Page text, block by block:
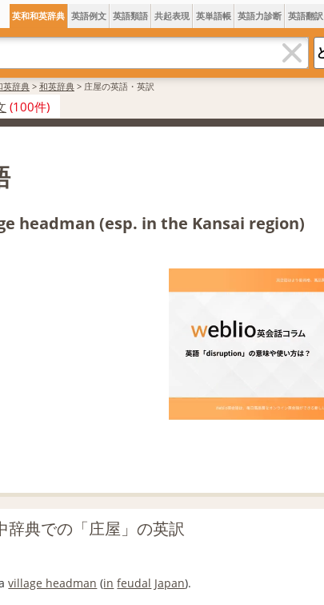
英和和英辞典 英語例文 英語類語 共起表現 英単語帳 英語力診断 英語翻訳
英辞典 > 和英辞典 > 庄屋の英語・英訳
(100件)
headman (esp. in the Kansai region)
辞典での「庄屋」の英訳
village headman (in feudal Japan).